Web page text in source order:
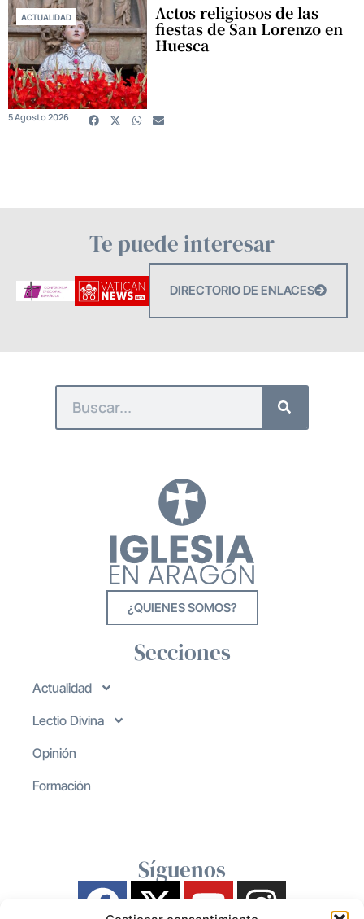
ACTUALIDAD Actos religiosos de las
fiestas de San Lorenzo en
Huesca
5 Agosto 2026
Te puede interesar
DIRECTORIO DE ENLACES
¿QUIENES SOMOS?
Secciones
Actualidad
Lectio Divina
Opinión
Formación
Síguenos